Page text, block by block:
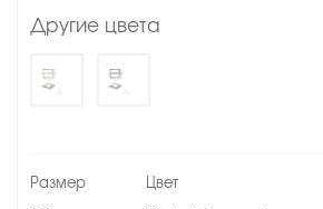
Другие цвета